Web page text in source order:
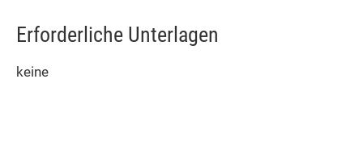
Erforderliche Unterlagen
keine